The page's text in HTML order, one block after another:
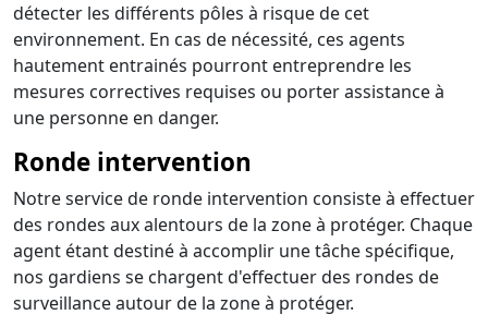
détecter les différents pôles à risque de cet
environnement. En cas de nécessité, ces agents
hautement entrainés pourront entreprendre les
mesures correctives requises ou porter assistance à
une personne en danger.
Ronde intervention
Notre service de ronde intervention consiste à effectuer
des rondes aux alentours de la zone à protéger. Chaque
agent étant destiné à accomplir une tâche spécifique,
nos gardiens se chargent d'effectuer des rondes de
surveillance autour de la zone à protéger.